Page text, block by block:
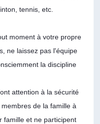
tennis, etc.
moment à votre propre
ne laissez pas l'équipe
la discipline
attention à la sécurité
de la famille à
famille et ne participent